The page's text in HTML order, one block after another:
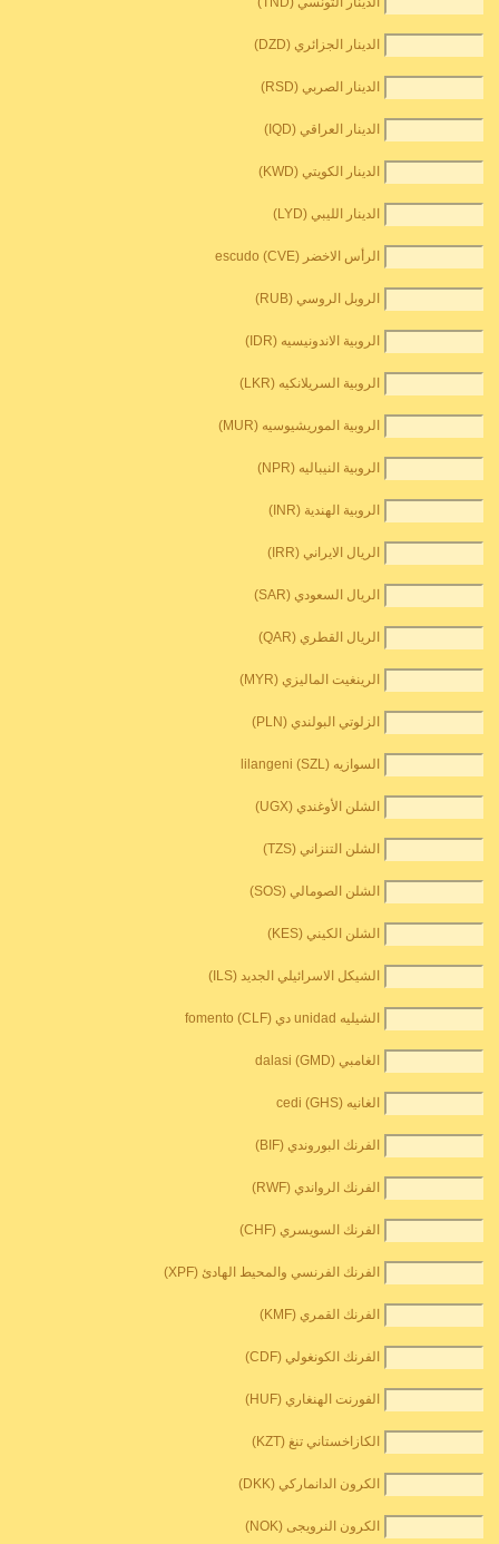
الدينار الجزائري (DZD)
الدينار الصربي (RSD)
الدينار العراقي (IQD)
الدينار الكويتي (KWD)
الدينار الليبي (LYD)
الرأس الاخضر escudo (CVE)
الروبل الروسي (RUB)
الروبية الاندونيسيه (IDR)
الروبية السريلانكيه (LKR)
الروبية الموريشيوسيه (MUR)
الروبية النيباليه (NPR)
الروبية الهندية (INR)
الريال الايراني (IRR)
الريال السعودي (SAR)
الريال القطري (QAR)
الرينغيت الماليزي (MYR)
الزلوتي البولندي (PLN)
السوازيه lilangeni (SZL)
الشلن الأوغندي (UGX)
الشلن التنزاني (TZS)
الشلن الصومالي (SOS)
الشلن الكيني (KES)
الشيكل الاسرائيلي الجديد (ILS)
الشيليه unidad دي fomento (CLF)
الغامبي dalasi (GMD)
الغانيه cedi (GHS)
الفرنك البوروندي (BIF)
الفرنك الرواندي (RWF)
الفرنك السويسري (CHF)
الفرنك الفرنسي والمحيط الهادئ (XPF)
الفرنك القمري (KMF)
الفرنك الكونغولي (CDF)
الفورنت الهنغاري (HUF)
الكازاخستاني تنغ (KZT)
الكرون الدانماركي (DKK)
الكرون النرويجى (NOK)